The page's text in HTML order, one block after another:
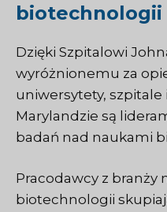
biotechnologii
Dzięki Szpitalowi
wyróżnionemu za
uniwersytety,
Marylandzie są
badań nad naukami
Pracodawcy z branży
biotechnologii